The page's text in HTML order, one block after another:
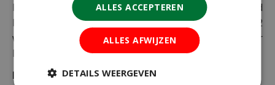
bezorgen maken wij gebruik van PostNL. De levertijd
bedraagt doorgaans tussen de 1 en 2
werkdagen. Deze bezorgtijd geldt zowel voor
Nederland als België.
Bezorgkosten Nederland:
ALLES ACCEPTEREN
ALLES AFWIJZEN
DETAILS WEERGEVEN